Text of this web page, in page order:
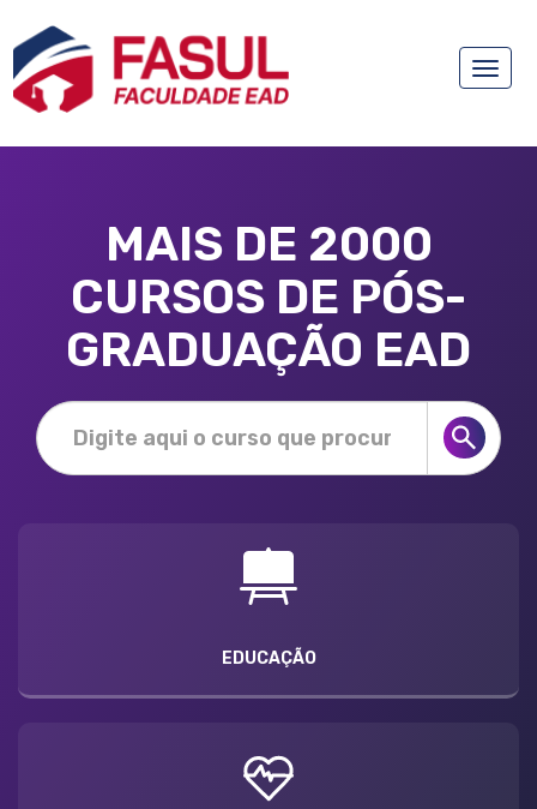
Toggle
MAIS DE 2000
CURSOS DE PÓS-
GRADUAÇÃO EAD
EDUCAÇÃO